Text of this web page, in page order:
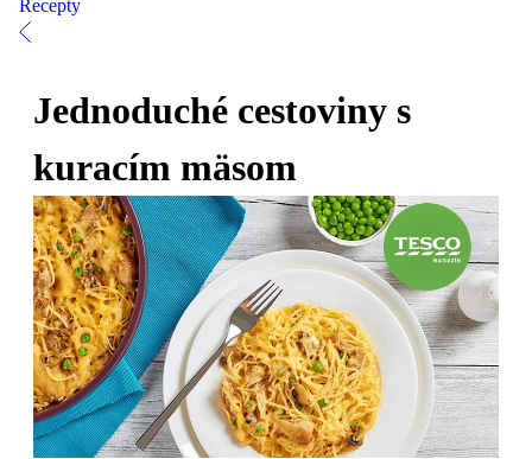
Recepty
Jednoduché cestoviny s
kuracím mäsom